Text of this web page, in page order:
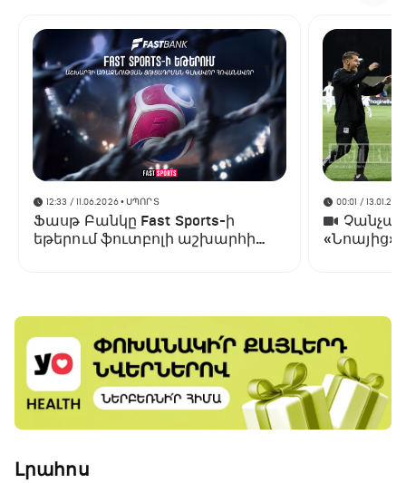
12:33 / 11.06.2026• ՍՊՈՐՏ
Ֆասթ Բանկը Fast Sports-ի
եթերում ֆուտբոլի աշխարհի
00:01 /
«Նոայից»
Լրահոս